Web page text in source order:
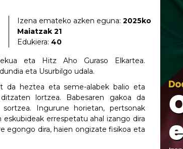
Izena emateko azken eguna: 2025ko
Maiatzak 21
Edukiera: 40
eta Hitz Aho Guraso Elkartea.
eta Usurbilgo udala.
da heztea eta seme-alabek balio eta
lortzea. Babesaren gakoa da
Ingurune horietan, pertsonak
errespetatu ahal izango dira
egongo dira, haien ongizate fisikoa eta